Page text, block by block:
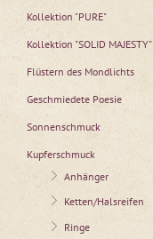
Kollektion "PURE"
Kollektion "SOLID MAJESTY"
Flüstern des Mondlichts
Geschmiedete Poesie
Sonnenschmuck
Kupferschmuck
Anhänger
Ketten/Halsreifen
Ringe